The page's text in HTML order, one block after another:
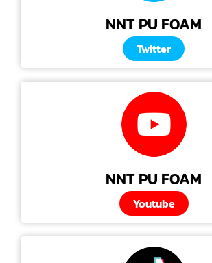
NNT PU FOAM
Twitter
NNT PU FOAM
Youtube